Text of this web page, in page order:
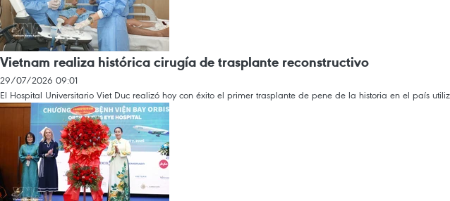
Vietnam realiza histórica cirugía de trasplante reconstructivo
29/07/2026 09:01
El Hospital Universitario Viet Duc realizó hoy con éxito el primer trasplante de pene de la historia en el país